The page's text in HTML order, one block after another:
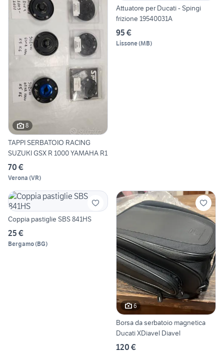
8
TAPPI SERBATOIO RACING
SUZUKI GSX R 1000 YAMAHA R1
70 €
Verona (VR)
Attuatore per Ducati - Spingi
frizione 19540031A
95 €
Lissone(MB)
Coppia pastiglie SBS 841HS
25 €
Bergamo(BG)
6
Borsa da serbatoio magnetica
Ducati XDiavel Diavel
120 €